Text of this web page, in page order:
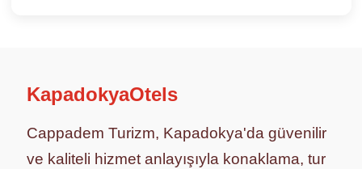
KapadokyaOtels
Cappadem Turizm, Kapadokya'da güvenilir
ve kaliteli hizmet anlayışıyla konaklama, tur